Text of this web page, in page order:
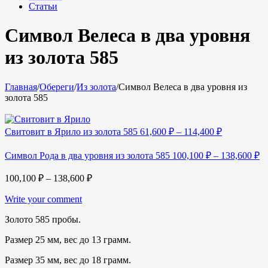
Статьи
Символ Велеса в два уровня
из золота 585
Главная/Обереги/Из золота/Символ Велеса в два уровня из
золота 585
Свитовит в Ярило из золота 585 61,600 ₽ – 114,400 ₽
Символ Рода в два уровня из золота 585 100,100 ₽ – 138,600 ₽
100,100 ₽ – 138,600 ₽
Write your comment
Золото 585 пробы.
Размер 25 мм, вес до 13 грамм.
Размер 35 мм, вес до 18 грамм.